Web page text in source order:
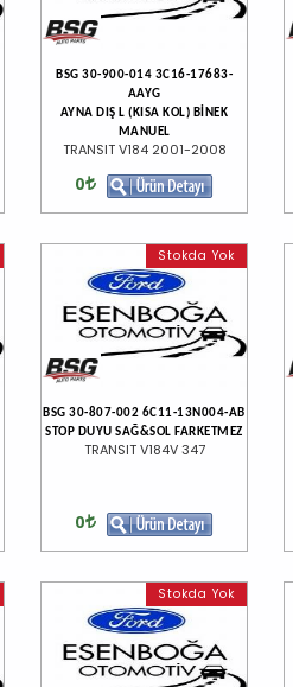
BSG 30-900-014 3C16-17683-
AAYG
AYNA DIŞ L (KISA KOL) BİNEK
MANUEL
TRANSIT V184 2001-2008
0
Stokda Yok
BSG 30-807-002 6C11-13N004-AB
STOP DUYU SAĞ&SOL FARKETMEZ
TRANSIT V184V 347
0
Stokda Yok